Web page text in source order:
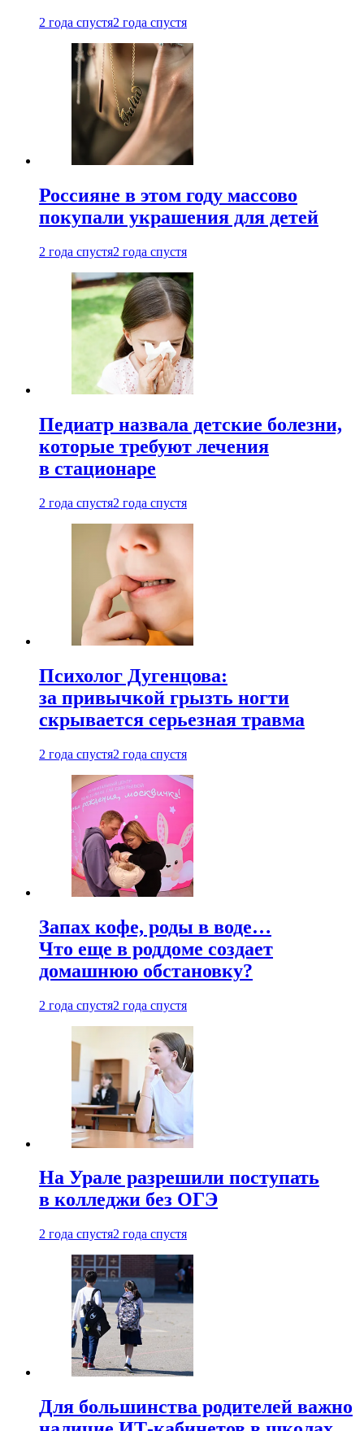
2 года спустя2 года спустя
Россияне в этом году массово
покупали украшения для детей
2 года спустя2 года спустя
Педиатр назвала детские болезни,
которые требуют лечения
в стационаре
2 года спустя2 года спустя
Психолог Дугенцова:
за привычкой грызть ногти
скрывается серьезная травма
2 года спустя2 года спустя
Запах кофе, роды в воде…
Что еще в роддоме создает
домашнюю обстановку?
2 года спустя2 года спустя
На Урале разрешили поступать
в колледжи без ОГЭ
2 года спустя2 года спустя
Для большинства родителей важно